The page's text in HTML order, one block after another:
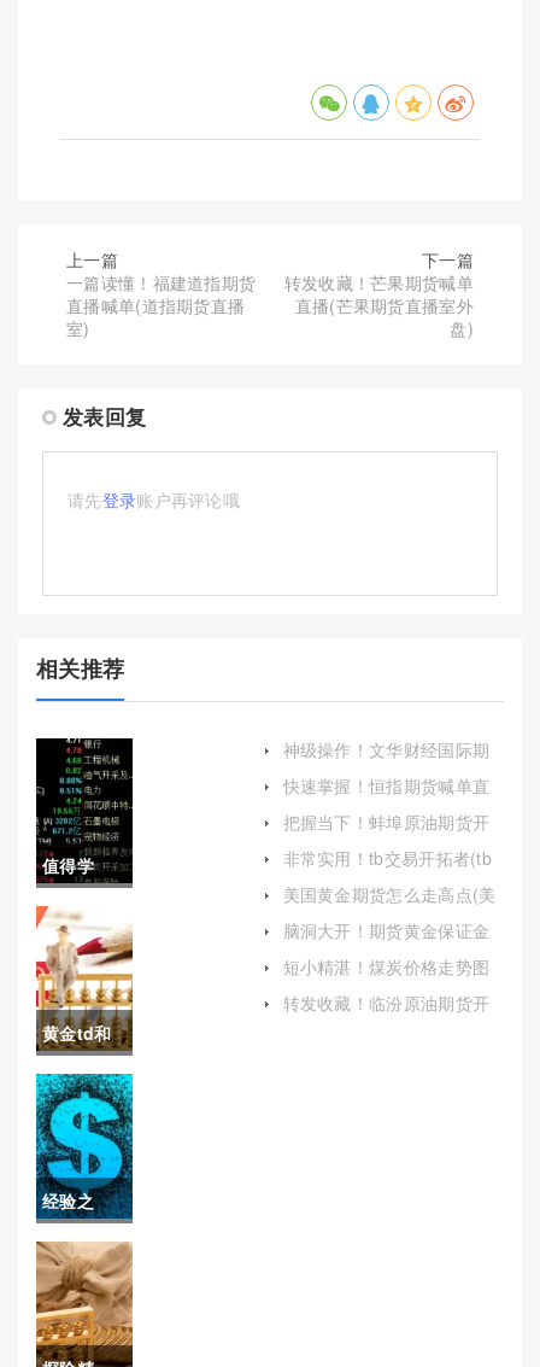
上一篇
一篇读懂！福建道指期货
直播喊单(道指期货直播
室)
下一篇
转发收藏！芒果期货喊单
直播(芒果期货直播室外
盘)
发表回复
请先登录账户再评论哦
相关推荐
值得学
习！昆山
原油期货
开户保证
金（帮助
投资者更
好地理解
和参与原
场）
黄金td和
期货哪个
交易量大
(黄金td和
期货哪个
交易量大
些)
经验之
谈！广西
纳指期货
手续费多
神级操作！文华财经国际期
货(全面解析与指南)
快速掌握！恒指期货喊单直
九赢（加强自身的学习和风
险管理能力）
把握当下！蚌埠原油期货开
户保证金(美原油期货开户)
非常实用！tb交易开拓者(tb
交易开拓者收费吗)
美国黄金期货怎么走高点(美
国黄金期货怎么走高点的)
脑洞大开！期货黄金保证金
保证金(黄金期货保证金多少
会平仓)
短小精湛！煤炭价格走势图
(2000年煤炭多少一吨)
转发收藏！临汾原油期货开